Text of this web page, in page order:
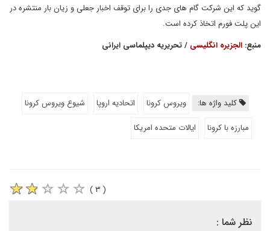
گوید که این شرکت گام های جدی را برای توقف اخبار جعلی و زیان بار منتشره در
این پلت فورم اتخاذ کرده است.
منبع: الجزیره انگلیسی / تحریریه دیپلماسی ایرانی
کلید واژه ها: ویروس کرونا اتحادیه اروپا
شیوع ویروس کرونا
مبارزه با کرونا
ایالات متحده امریکا
( ۳ )
نظر شما :